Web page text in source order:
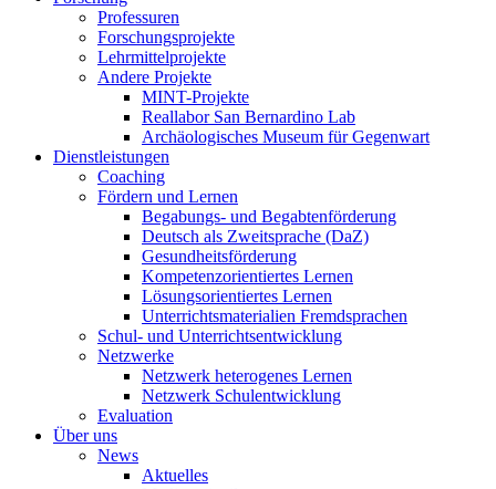
Professuren
Forschungsprojekte
Lehrmittelprojekte
Andere Projekte
MINT-Projekte
Reallabor San Bernardino Lab
Archäologisches Museum für Gegenwart
Dienstleistungen
Coaching
Fördern und Lernen
Begabungs- und Begabtenförderung
Deutsch als Zweitsprache (DaZ)
Gesundheitsförderung
Kompetenzorientiertes Lernen
Lösungsorientiertes Lernen
Unterrichtsmaterialien Fremdsprachen
Schul- und Unterrichtsentwicklung
Netzwerke
Netzwerk heterogenes Lernen
Netzwerk Schulentwicklung
Evaluation
Über uns
News
Aktuelles